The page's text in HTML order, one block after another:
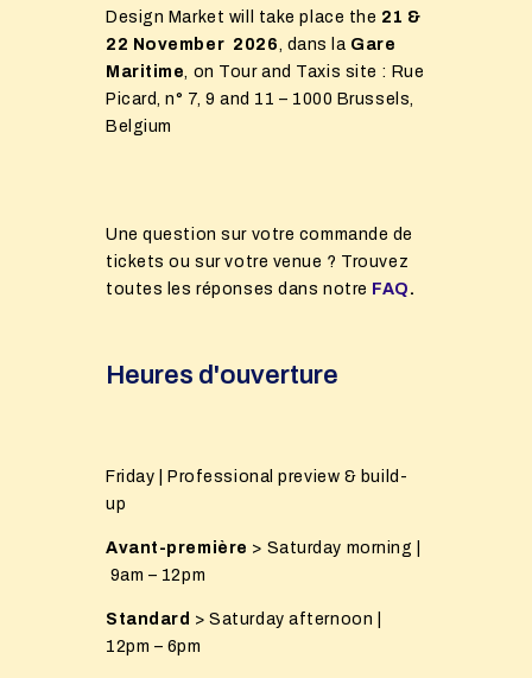
Design Market will take place the 21 &
22 November 2026 , dans la Gare
Maritime, on Tour and Taxis site : Rue
Picard, n° 7, 9 and 11 – 1000 Brussels,
Belgium
Une question sur votre commande de
tickets ou sur votre venue ? Trouvez
toutes les réponses dans notre FAQ .
Heures d'ouverture
Friday | Professional preview & build-
up
Avant-première > Saturday morning |
9am – 12pm
Standard > Saturday afternoon |
12pm – 6pm